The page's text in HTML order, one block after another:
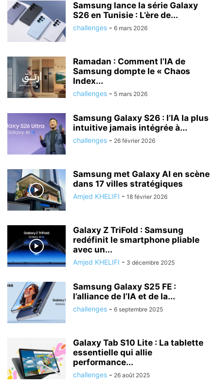
Samsung lance la série Galaxy
S26 en Tunisie : L’ère de...
challenges - 6 mars 2026
Ramadan : Comment l’IA de
Samsung dompte le « Chaos
Index...
challenges - 5 mars 2026
Samsung Galaxy S26 : l’IA la plus
intuitive jamais intégrée à...
challenges - 26 février 2026
Samsung met Galaxy AI en scène
dans 17 villes stratégiques
Amjed KHELIFI - 18 février 2026
Galaxy Z TriFold : Samsung
redéfinit le smartphone pliable
avec un...
Amjed KHELIFI - 3 décembre 2025
Samsung Galaxy S25 FE :
l’alliance de l’IA et de la...
challenges - 6 septembre 2025
Galaxy Tab S10 Lite : La tablette
essentielle qui allie
performance...
challenges - 26 août 2025